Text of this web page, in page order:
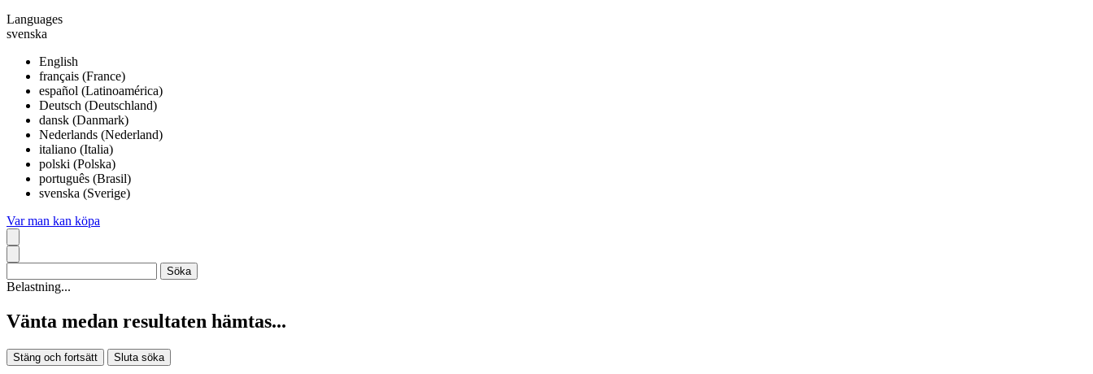
Languages
svenska
English
français (France)
español (Latinoamérica)
Deutsch (Deutschland)
dansk (Danmark)
Nederlands (Nederland)
italiano (Italia)
polski (Polska)
português (Brasil)
svenska (Sverige)
Var man kan köpa
Belastning...
Vänta medan resultaten hämtas...
Stäng och fortsätt Sluta söka